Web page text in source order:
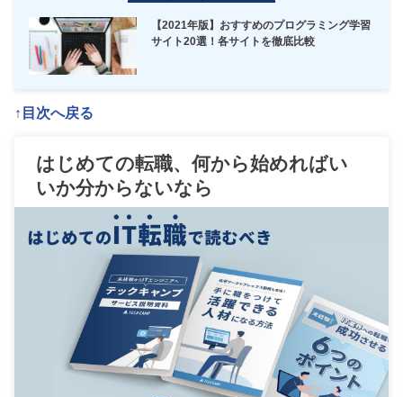
【2021年版】おすすめのプログラミング学習
サイト20選！各サイトを徹底比較
↑目次へ戻る
はじめての転職、何から始めればい
いか分からないなら